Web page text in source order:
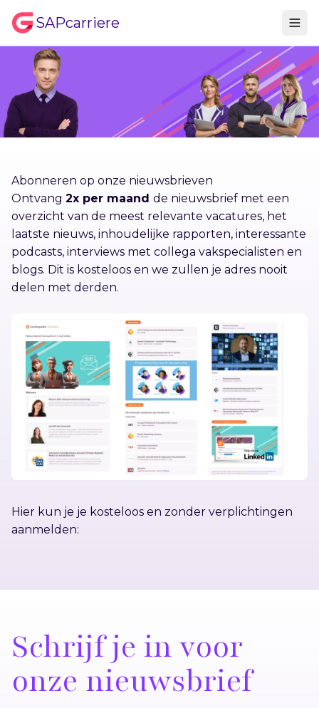
SAPcarriere
Abonneren op onze nieuwsbrieven
Ontvang 2x per maand de nieuwsbrief met een
overzicht van de meest relevante vacatures, het
laatste nieuws, inhoudelijke rapporten, interessante
podcasts, interviews met collega vakspecialisten en
blogs. Dit is kosteloos en we zullen je adres nooit
delen met derden.
Hier kun je je kosteloos en zonder verplichtingen
aanmelden:
Schrijf je in voor
onze nieuwsbrief